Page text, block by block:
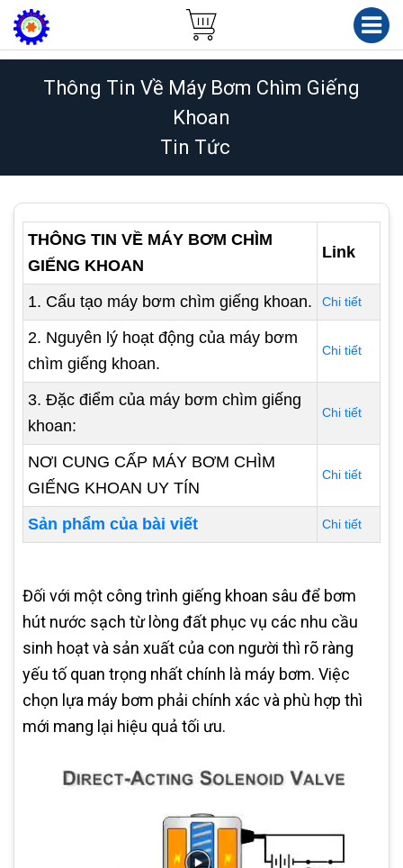
Thông Tin Về Máy Bơm Chìm Giếng
Khoan
Tin Tức
THÔNG TIN VỀ MÁY BƠM CHÌM
GIẾNG KHOAN
Link
1. Cấu tạo máy bơm chìm giếng khoan. Chi tiết
2. Nguyên lý hoạt động của máy bơm
chìm giếng khoan.
Chi tiết
3. Đặc điểm của máy bơm chìm giếng
khoan:
Chi tiết
NƠI CUNG CẤP MÁY BƠM CHÌM
GIẾNG KHOAN UY TÍN
Chi tiết
Sản phẩm của bài viết Chi tiết
Đối với một công trình giếng khoan sâu để bơm
hút nước sạch từ lòng đất phục vụ các nhu cầu
sinh hoạt và sản xuất của con người thì rõ ràng
yếu tố quan trọng nhất chính là máy bơm. Việc
chọn lựa máy bơm phải chính xác và phù hợp thì
mới mang lại hiệu quả tối ưu.